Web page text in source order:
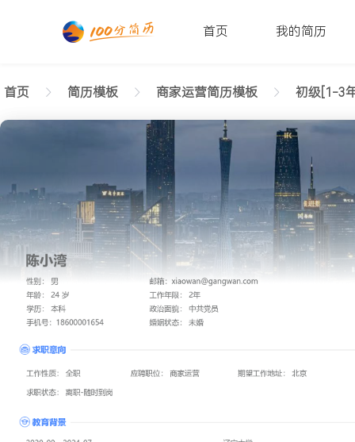
首页 我的简历
首页 简历模板 商家运营简历模板 初级[1-3
正在查看初级商家运营高端简历模板文字版
陈小湾
性别: 男年龄: 26 婚姻状态: 未婚工作年限: 4年
邮箱: xiaowan@gangwan.com电话号码: 18600001654
求职意向